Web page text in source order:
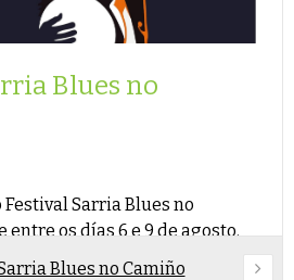
Blues no Camiño
Blues no
Sarria Blues no
entre os días 6 e 9 de agosto.